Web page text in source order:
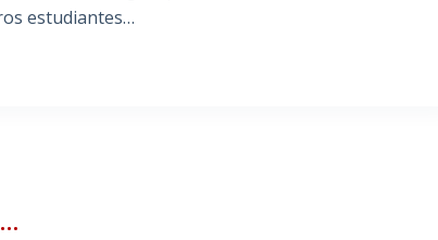
estudiantes…